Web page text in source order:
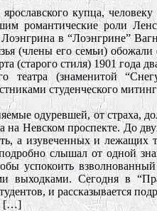
купца, человеку
романтические роли
в “Лоэнгрине”
(члены его семьи) обожали
(старого стиля) 1901 года
театра (знаменитой
студенческого
одуревшей, от страха,
Невском проспекте. До
а изувеченных и лежащих
слышал от одной
успокоить
Сегодня в
и рассказывается
[…]